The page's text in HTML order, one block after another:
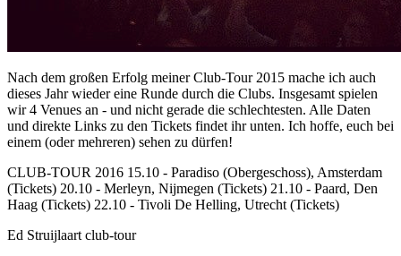
Nach dem großen Erfolg meiner Club-Tour 2015 mache ich auch
dieses Jahr wieder eine Runde durch die Clubs. Insgesamt spielen
wir 4 Venues an - und nicht gerade die schlechtesten. Alle Daten
und direkte Links zu den Tickets findet ihr unten. Ich hoffe, euch bei
einem (oder mehreren) sehen zu dürfen!
CLUB-TOUR 2016 15.10 - Paradiso (Obergeschoss), Amsterdam
(Tickets) 20.10 - Merleyn, Nijmegen (Tickets) 21.10 - Paard, Den
Haag (Tickets) 22.10 - Tivoli De Helling, Utrecht (Tickets)
Ed Struijlaart club-tour